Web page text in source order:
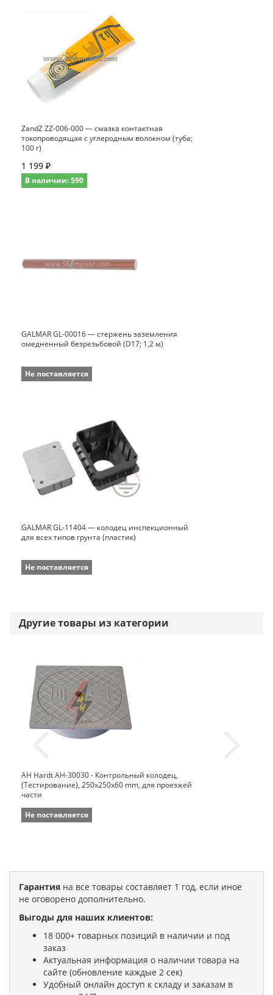
ZandZ ZZ-006-000 — смазка контактная
токопроводящая с углеродным волокном (туба;
100 г)
1 199 ₽
В наличии: 590
GALMAR GL-00016 — стержень заземления
омедненный безрезьбовой (D17; 1,2 м)
Не поставляется
GALMAR GL-11404 — колодец инспекционный
для всех типов грунта (пластик)
Не поставляется
Другие товары из категории
AH Hardt AH-30030 - Контрольный колодец,
(Тестирование), 250x250x60 mm, для проезжей
части
Не поставляется
Гарантия на все товары составляет 1 год, если иное
не оговорено дополнительно.
Выгоды для наших клиентов:
18 000+ товарных позиций в наличии и под
заказ
Актуальная информация о наличии товара на
сайте (обновление каждые 2 сек)
Удобный онлайн доступ к складу и заказам в